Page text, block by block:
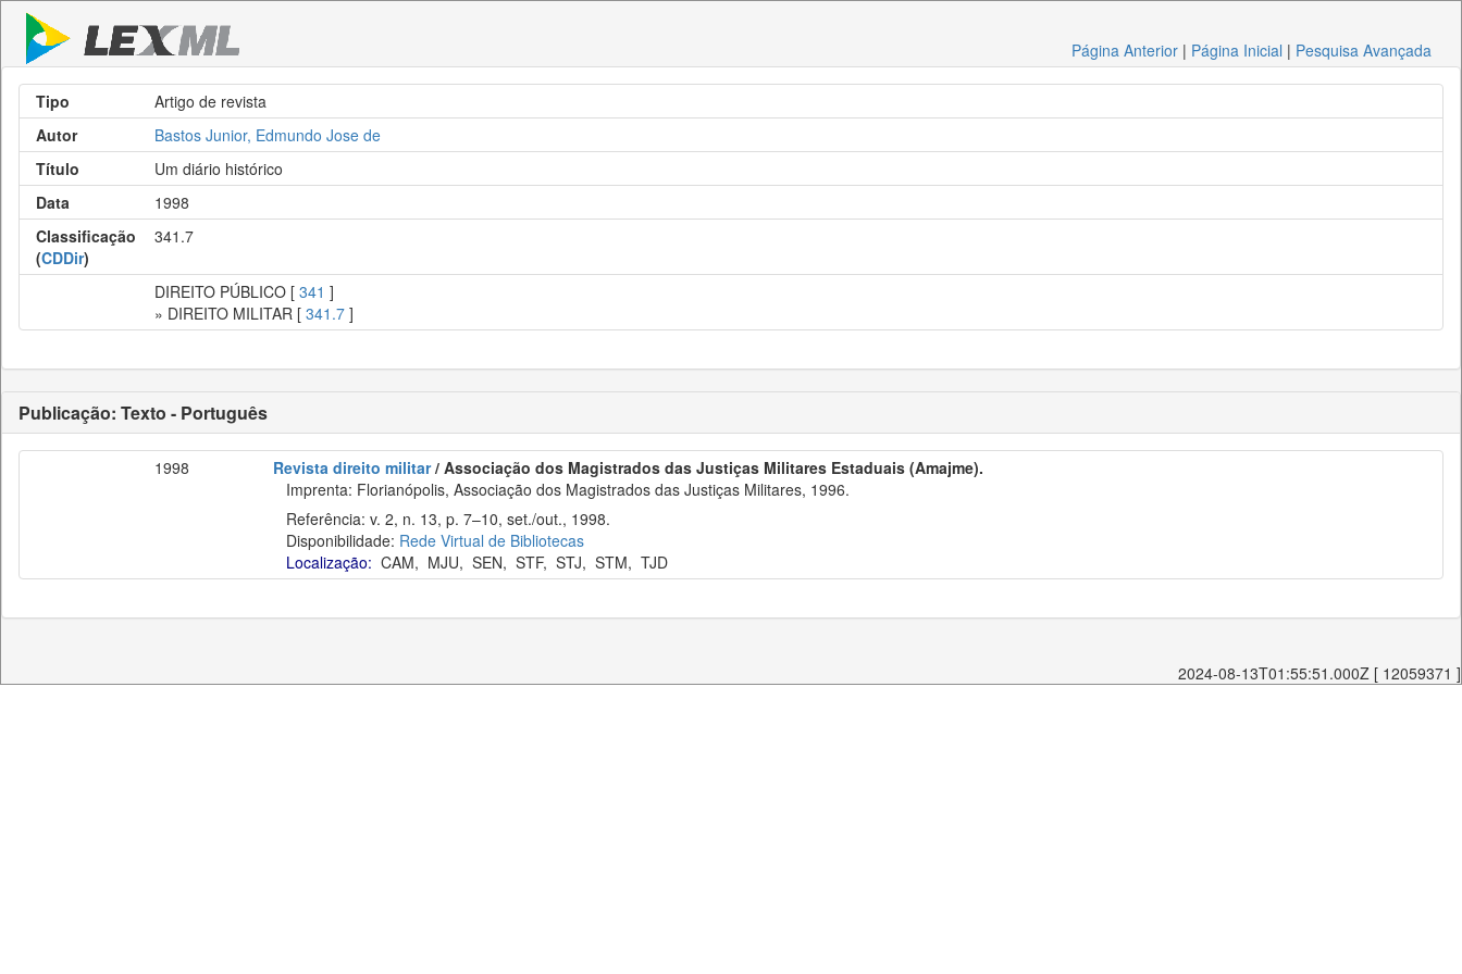
Página Anterior | Página Inicial | Pesquisa Avançada
Tipo
Artigo de revista
Autor
Bastos Junior, Edmundo Jose de
Título
Um diário histórico
Data
1998
Classificação
(CDDir)
341.7
DIREITO PÚBLICO [ 341 ]
» DIREITO MILITAR [ 341.7 ]
Publicação: Texto - Português
1998 Revista direito militar/ Associação dos Magistrados das Justiças Militares Estaduais (Amajme).
Imprenta: Florianópolis, Associação dos Magistrados das Justiças Militares, 1996.
Referência: v. 2, n. 13, p. 7–10, set./out., 1998.
Disponibilidade: Rede Virtual de Bibliotecas
Localização: CAM, MJU, SEN, STF, STJ, STM, TJD
2024-08-13T01:55:51.000Z [ 12059371 ]